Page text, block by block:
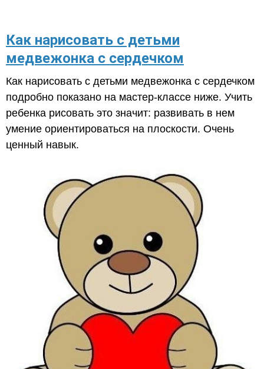
Как нарисовать с детьми
медвежонка с сердечком
Как нарисовать с детьми медвежонка с сердечком
подробно показано на мастер-классе ниже. Учить
ребенка рисовать это значит: развивать в нем
умение ориентироваться на плоскости. Очень
ценный навык.